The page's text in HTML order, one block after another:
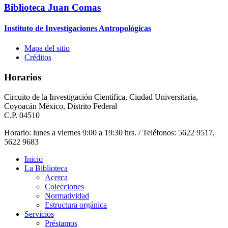
Biblioteca Juan Comas
Instituto de Investigaciones Antropológicas
Mapa del sitio
Créditos
Horarios
Circuito de la Investigación Científica, Ciudad Universitaria,
Coyoacán México, Distrito Federal
C.P. 04510
Horario: lunes a viernes 9:00 a 19:30 hrs. / Teléfonos: 5622 9517,
5622 9683
Inicio
La Biblioteca
Acerca
Colecciones
Normatividad
Estructura orgánica
Servicios
Préstamos